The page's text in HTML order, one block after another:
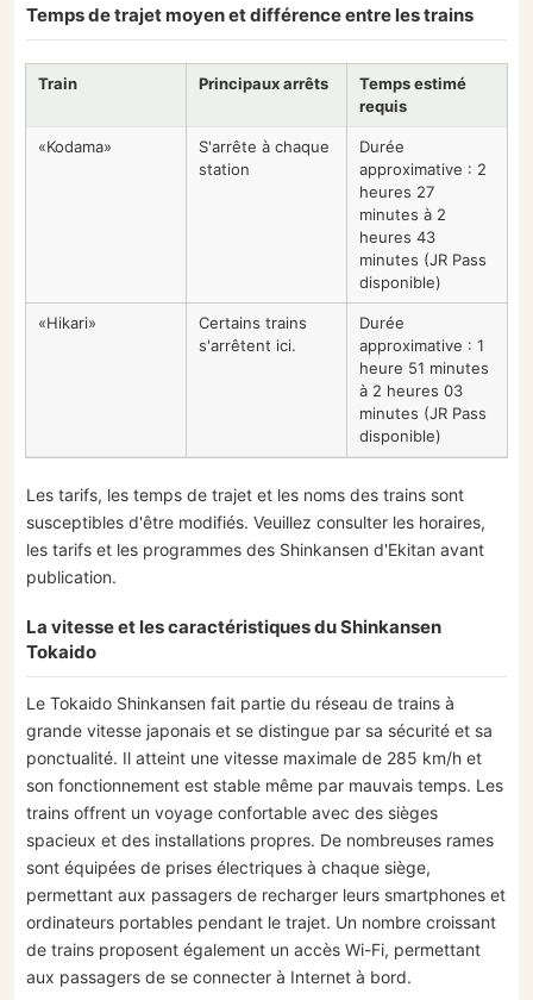
Temps de trajet moyen et différence entre les trains
Train Principaux arrêts
Temps estimé
requis
«Kodama»
S'arrête à chaque
station
Durée
approximative : 2
heures 27
minutes à 2
heures 43
minutes (JR Pass
disponible)
«Hikari»
Certains trains
s'arrêtent ici.
Durée
approximative : 1
heure 51 minutes
à 2 heures 03
minutes (JR Pass
disponible)
Les tarifs, les temps de trajet et les noms des trains sont
susceptibles d'être modifiés. Veuillez consulter les horaires,
les tarifs et les programmes des Shinkansen d'Ekitan avant
publication.
La vitesse et les caractéristiques du Shinkansen
Tokaido
Le Tokaido Shinkansen fait partie du réseau de trains à
grande vitesse japonais et se distingue par sa sécurité et sa
ponctualité. Il atteint une vitesse maximale de 285 km/h et
son fonctionnement est stable même par mauvais temps. Les
trains offrent un voyage confortable avec des sièges
spacieux et des installations propres. De nombreuses rames
sont équipées de prises électriques à chaque siège,
permettant aux passagers de recharger leurs smartphones et
ordinateurs portables pendant le trajet. Un nombre croissant
de trains proposent également un accès Wi-Fi, permettant
aux passagers de se connecter à Internet à bord.